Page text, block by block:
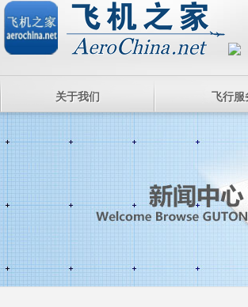
关于我们 飞行服